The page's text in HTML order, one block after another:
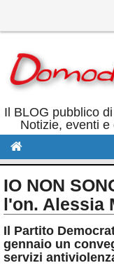
Il BLOG pubblico
Notizie, eventi
Politica
Sport
Eventi
IO NON
l'on. Alessia
Il Partito
gennaio un
servizi